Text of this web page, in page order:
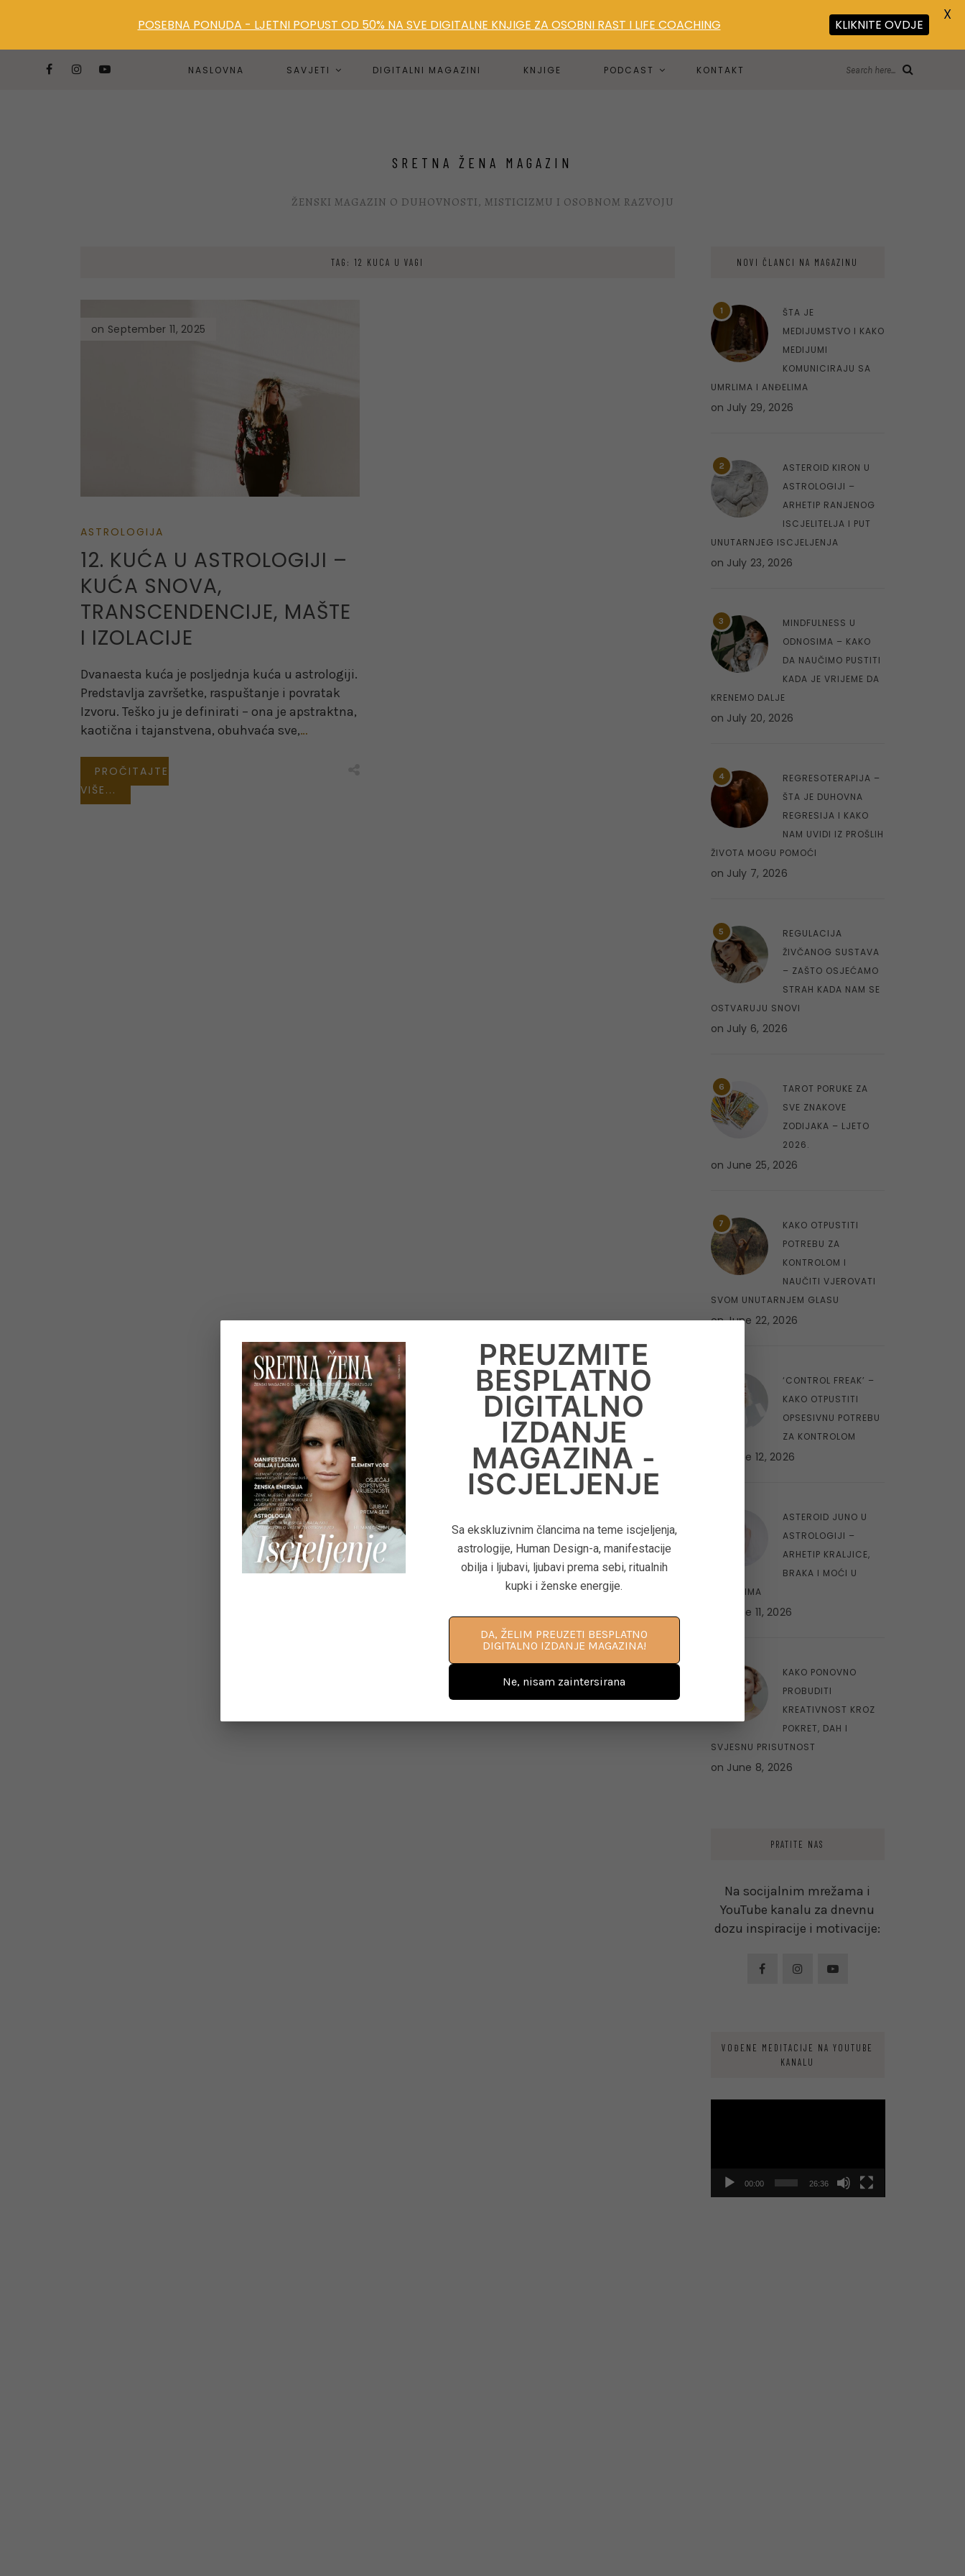
NASLOVNA SAVJETI DIGITALNI MAGAZINI KNJIGE PODCAST KONTAKT Search here...
SRETNA ŽENA MAGAZIN
ŽENSKI MAGAZIN O DUHOVNOSTI, MISTICIZMU I OSOBNOM RAZVOJU
TAG: 12 KUCA U VAGI
on September 11, 2025
ASTROLOGIJA
12. KUĆA U ASTROLOGIJI –
KUĆA SNOVA,
TRANSCENDENCIJE, MAŠTE
I IZOLACIJE
Dvanaesta kuća je posljednja kuća u astrologiji.
Predstavlja završetke, raspuštanje i povratak
Izvoru. Teško ju je definirati – ona je apstraktna,
kaotična i tajanstvena, obuhvaća sve,…
PROČITAJTE
VIŠE...
NOVI ČLANCI NA MAGAZINU
1
ŠTA JE
MEDIJUMSTVO I KAKO
MEDIJUMI
KOMUNICIRAJU SA
UMRLIMA I ANĐELIMA
on July 29, 2026
2
ASTEROID KIRON U
ASTROLOGIJI –
ARHETIP RANJENOG
ISCJELITELJA I PUT
UNUTARNJEG ISCJELJENJA
on July 23, 2026
3
MINDFULNESS U
ODNOSIMA – KAKO
DA NAUČIMO PUSTITI
KADA JE VRIJEME DA
KRENEMO DALJE
on July 20, 2026
4
REGRESOTERAPIJA –
ŠTA JE DUHOVNA
REGRESIJA I KAKO
NAM UVIDI IZ PROŠLIH
ŽIVOTA MOGU POMOĆI
on July 7, 2026
5
REGULACIJA
ŽIVČANOG SUSTAVA
– ZAŠTO OSJEĆAMO
STRAH KADA NAM SE
OSTVARUJU SNOVI
on July 6, 2026
6
TAROT PORUKE ZA
SVE ZNAKOVE
ZODIJAKA – LJETO
2026.
on June 25, 2026
7
KAKO OTPUSTITI
POTREBU ZA
KONTROLOM I
NAUČITI VJEROVATI
SVOM UNUTARNJEM GLASU
on June 22, 2026
‘CONTROL FREAK’ –
KAKO OTPUSTITI
OPSESIVNU POTREBU
ZA KONTROLOM
June 12, 2026
ASTEROID JUNO U
ASTROLOGIJI –
ARHETIP KRALJICE,
BRAKA I MOĆI U
ODNOSIMA
June 11, 2026
KAKO PONOVNO
PROBUDITI
KREATIVNOST KROZ
POKRET, DAH I
SVJESNU PRISUTNOST
on June 8, 2026
PRATITE NAS
Na socijalnim mrežama i
YouTube kanalu za dnevnu
dozu inspiracije i motivacije:
VOĐENE MEDITACIJE NA YOUTUBE
KANALU
00:00 26:36
POSEBNA PONUDA - LJETNI POPUST OD 50% NA SVE DIGITALNE KNJIGE ZA OSOBNI RAST I LIFE COACHING KLIKNITE OVDJE
X
PREUZMITE
BESPLATNO
DIGITALNO
IZDANJE
MAGAZINA -
ISCJELJENJE
Sa ekskluzivnim člancima na teme iscjeljenja,
astrologije, Human Design-a, manifestacije
obilja i ljubavi, ljubavi prema sebi, ritualnih
kupki i ženske energije.
DA, ŽELIM PREUZETI BESPLATNO
DIGITALNO IZDANJE MAGAZINA!
Ne, nisam zaintersirana